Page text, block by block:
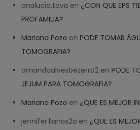
analucia.tova en ¿CON QUE EPS
PROFAMILIA?
Mariana Pozo enPODE TOMAR
TOMOGRAFIA?
amandaalvesbezerra2 enPODE
JEJUM PARA TOMOGRAFIA?
Mariana Pozo en ¿QUE ES MEJOR
jennifer.llanos2a en ¿QUE ES